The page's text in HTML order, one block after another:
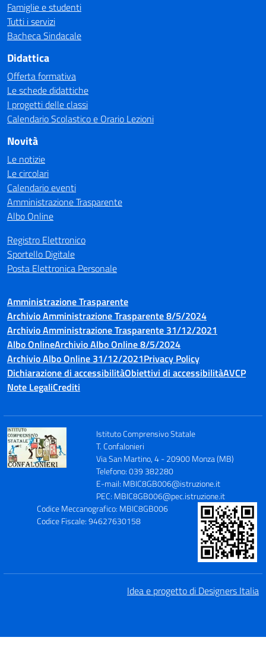
Famiglie e studenti
Tutti i servizi
Bacheca Sindacale
Didattica
Offerta formativa
Le schede didattiche
I progetti delle classi
Calendario Scolastico e Orario Lezioni
Novità
Le notizie
Le circolari
Calendario eventi
Amministrazione Trasparente
Albo Online
Registro Elettronico
Sportello Digitale
Posta Elettronica Personale
Amministrazione Trasparente
Archivio Amministrazione Trasparente 8/5/2024
Archivio Amministrazione Trasparente 31/12/2021
Albo OnlineArchivio Albo Online 8/5/2024
Archivio Albo Online 31/12/2021Privacy Policy
Dichiarazione di accessibilitàObiettivi di accessibilitàAVCP
Note LegaliCrediti
Istituto Comprensivo Statale
T. Confalonieri
Via San Martino, 4 - 20900 Monza (MB)
Telefono: 039 382280
E-mail: MBIC8GB006@istruzione.it
PEC: MBIC8GB006@pec.istruzione.it
Codice Meccanografico: MBIC8GB006
Codice Fiscale: 94627630158
Idea e progetto di Designers Italia